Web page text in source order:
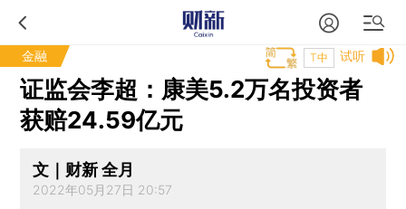
金融 试听
T中
证监会李超：康美5.2万名投资者
获赔24.59亿元
文｜财新 全月
2022年05月27日 20:57